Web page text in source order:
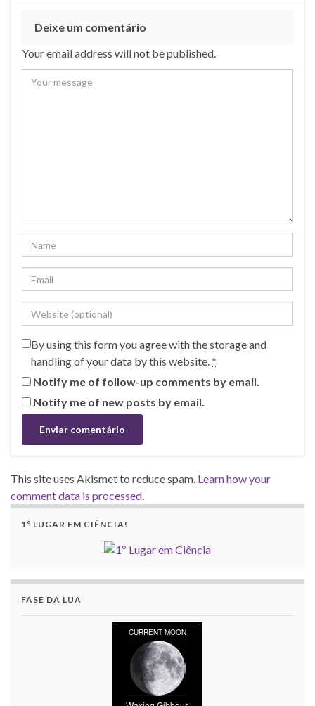
Deixe um comentário
Your email address will not be published.
By using this form you agree with the storage and
handling of your data by this website.*
Notify me of follow-up comments by email.
Notify me of new posts by email.
This site uses Akismet to reduce spam. Learn how your
comment data is processed.
1º LUGAR EM CIÊNCIA!
FASE DA LUA